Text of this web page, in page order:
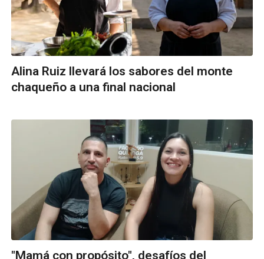
Alina Ruiz llevará los sabores del monte
chaqueño a una final nacional
"Mamá con propósito", desafíos del